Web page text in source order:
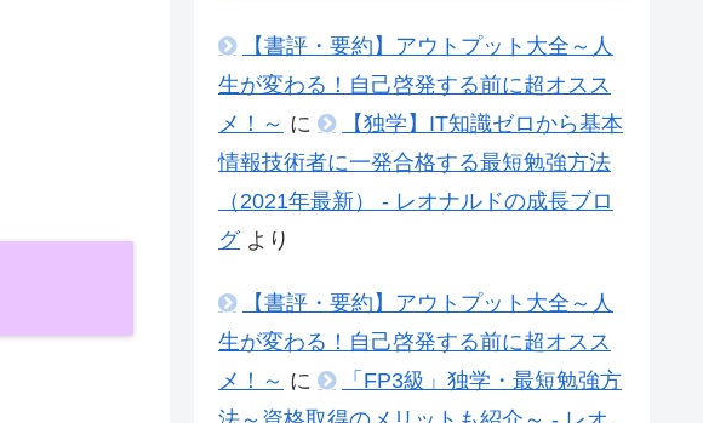
【書評・要約】アウトプット大全～人
生が変わる！自己啓発する前に超オスス
メ！～ に
【独学】IT知識ゼロから基本
情報技術者に一発合格する最短勉強方法
（2021年最新） - レオナルドの成長ブロ
グより
【書評・要約】アウトプット大全～人
生が変わる！自己啓発する前に超オスス
メ！～ に
「FP3級」独学・最短勉強方